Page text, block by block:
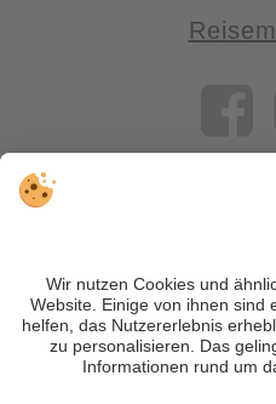
VIVOSüdtirol ist das
besuchen, sondern wirklich
tollen